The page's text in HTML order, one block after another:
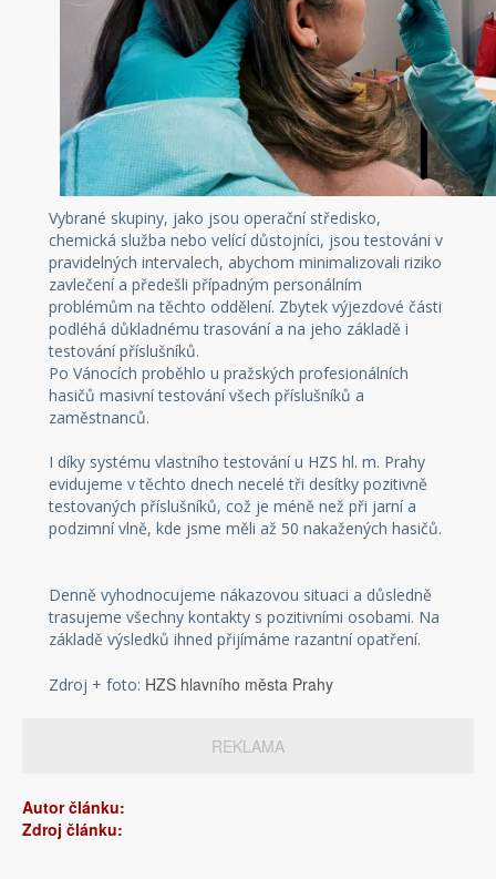
Vybrané skupiny, jako jsou operační středisko,
chemická služba nebo velící důstojníci, jsou testováni v
pravidelných intervalech, abychom minimalizovali riziko
zavlečení a předešli případným personálním
problémům na těchto oddělení. Zbytek výjezdové části
podléhá důkladnému trasování a na jeho základě i
testování příslušníků.
Po Vánocích proběhlo u pražských profesionálních
hasičů masivní testování všech příslušníků a
zaměstnanců.
I díky systému vlastního testování u HZS hl. m. Prahy
evidujeme v těchto dnech necelé tři desítky pozitivně
testovaných příslušníků, což je méně než při jarní a
podzimní vlně, kde jsme měli až 50 nakažených hasičů.
Denně vyhodnocujeme nákazovou situaci a důsledně
trasujeme všechny kontakty s pozitivními osobami. Na
základě výsledků ihned přijímáme razantní opatření.
Zdroj + foto: HZS hlavního města Prahy
REKLAMA
Autor článku:
Zdroj článku: